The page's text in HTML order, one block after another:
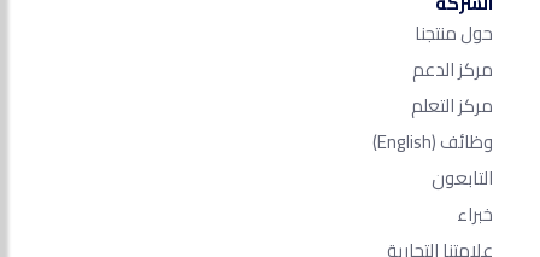
حول منتجنا
مركز الدعم
مركز التعلم
وظائف(English)
التابعون
خبراء
علامتنا التجارية